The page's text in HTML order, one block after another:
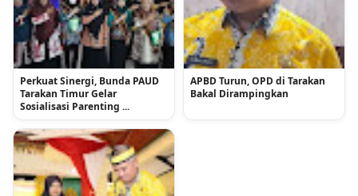
Perkuat Sinergi, Bunda PAUD
Tarakan Timur Gelar
Sosialisasi Parenting ...
APBD Turun, OPD di Tarakan
Bakal Dirampingkan